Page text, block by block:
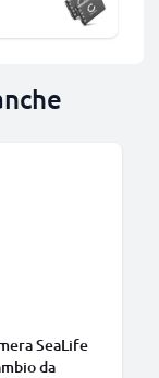
SeaLife
da